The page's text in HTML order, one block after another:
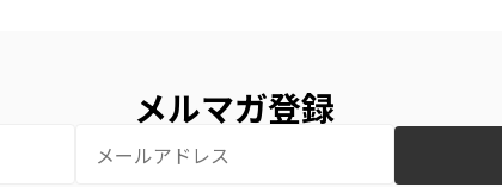
メルマガ登録